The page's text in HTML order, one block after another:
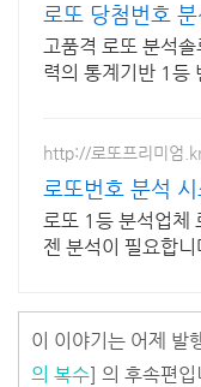
로또 당첨번호
로증정 이벤트!
고품격 로또 분석
력의 통계기반 1등
http://로또프리미엄
로또번호 분석
분석업체
로또 1등 분석업체
젠 분석이 필요합니
이 이야기는 어제 발
의 복수] 의 후속편